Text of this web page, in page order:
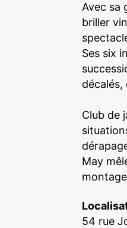
Avec sa
briller
Ses six
Club de
May
54 rue